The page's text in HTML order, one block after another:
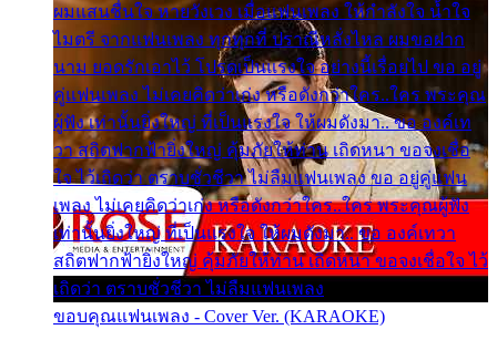
ผมแสนชื่นใจ หายวังเวง เมื่อแฟนเพลง ให้กำลังใจ น้ำใจ
ไมตรี จากแฟนเพลง ทุกทุกที่ ปราณีหลั่งไหล ผมขอฝาก
นาม ยอดรักเอาไว้ โปรดเป็นแรงใจ อย่างนี้เรื่อยไป ขอ อยู่
คู่แฟนเพลง ไม่เคยคิดว่าเก่ง หรือดังกว่าใคร..ใคร พระคุณ
ผู้ฟัง เท่านั้นยิ่งใหญ่ ที่เป็นแรงใจ ให้ผมดังมา.. ขอ องค์เท
วา สถิตฟากฟ้ายิ่งใหญ่ คุ้มภัยให้ท่าน เถิดหนา ขอจงเชื่อ
ใจ ไว้เถิดว่า ตราบชั่วชีวา ไม่ลืมแฟนเพลง ขอ อยู่คู่แฟน
เพลง ไม่เคยคิดว่าเก่ง หรือดังกว่าใคร..ใคร พระคุณผู้ฟัง
เท่านั้นยิ่งใหญ่ ที่เป็นแรงใจ ให้ผมดังมา.. ขอ องค์เทวา
สถิตฟากฟ้ายิ่งใหญ่ คุ้มภัยให้ท่าน เถิดหนา ขอจงเชื่อใจ ไว้
เถิดว่า ตราบชั่วชีวา ไม่ลืมแฟนเพลง
ขอบคุณแฟนเพลง - Cover Ver. (KARAOKE)